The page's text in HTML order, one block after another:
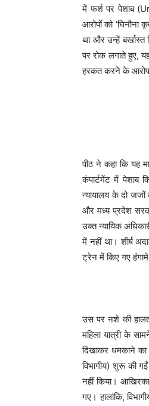
में फर्श पर पेशाब
आरोपों को ‘घिनौना
था और उन्हें
पर रोक लगाते हुए,
हरकत करने के आरोप
पीठ ने कहा कि यह
कंपार्टमेंट में पेशाब
न्यायालय के दो
और मध्य प्रदेश
उक्त न्यायिक
में नहीं था। शीर्ष
ट्रेन में किए गए
उस पर नशे की हालत
महिला यात्री के
दिखाकर धमकाने का
विभागीय) शुरू की
नहीं किया।
गए। हालांकि,